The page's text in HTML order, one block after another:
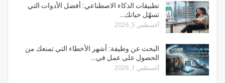
تطبيقات الذكاء الاصطناعي: أفضل الأدوات التي
تسهّل حياتك…
أغسطس 5, 2026
البحث عن وظيفة: أشهر الأخطاء التي تمنعك من
الحصول على عمل في…
أغسطس 1, 2026